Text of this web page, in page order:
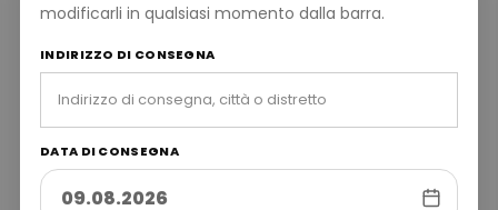
modificarli in qualsiasi momento dalla barra.
INDIRIZZO DI CONSEGNA
DATA DI CONSEGNA